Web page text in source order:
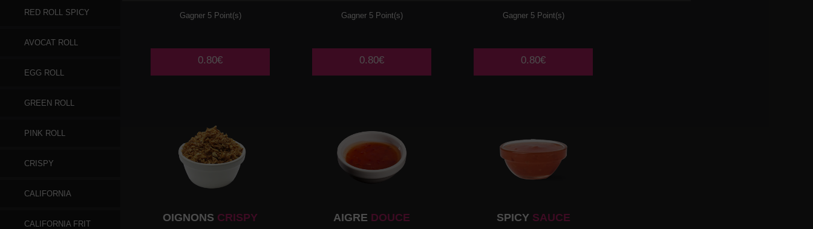
RED ROLL SPICY
AVOCAT ROLL
EGG ROLL
GREEN ROLL
PINK ROLL
CRISPY
CALIFORNIA
CALIFORNIA FRIT
Gagner 5 Point(s)
0.80€
Gagner 5 Point(s)
0.80€
Gagner 5 Point(s)
0.80€
OIGNONS CRISPY AIGRE DOUCE SPICYSAUCE